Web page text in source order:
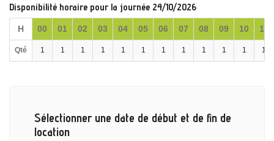
Disponibilité horaire pour la journée 24/10/2026
H 00 01 02 03 04 05 06 07 08 09 10 11
Qté 1 1 1 1 1 1 1 1 1 1 1 1
Sélectionner une date de début et de fin de
location